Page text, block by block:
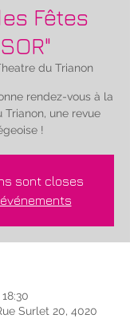
Fêtes
du Trianon
rendez-vous à la
une revue
!
sont closes
Surlet 20, 4020